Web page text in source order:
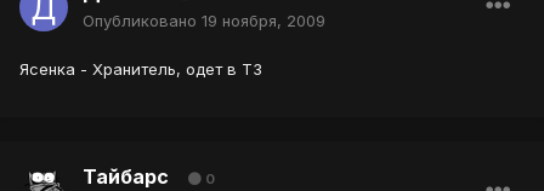
Опубликовано 19 ноября, 2009
Ясенка - Хранитель, одет в Т3
Тайбарс 0